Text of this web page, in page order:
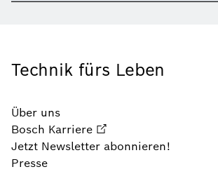
Technik fürs Leben
Über uns
Bosch Karriere
Jetzt Newsletter abonnieren!
Presse